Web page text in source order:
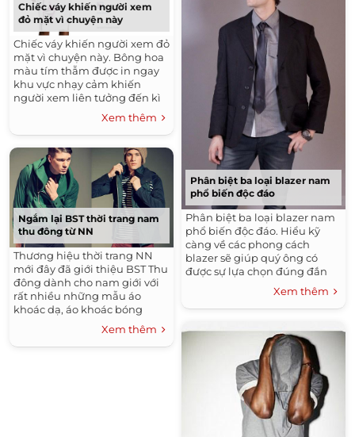
Chiếc váy khiến người xem
đỏ mặt vì chuyện này
Chiếc váy khiến người xem đỏ
mặt vì chuyện này. Bông hoa
màu tím thẫm được in ngay
khu vực nhạy cảm khiến
người xem liên tưởng đến kì
nguyệt san của các chị em
phụ nữ. Hoa đã trở thành một
trong những hoạ tiết kinh
điển trên trang phục
Xem thêm
Ngắm lại BST thời trang nam
thu đông từ NN
Thương hiệu thời trang NN
mới đây đã giới thiệu BST Thu
đông dành cho nam giới với
rất nhiều những mẫu áo
khoác dạ, áo khoác bóng
chày, áo blazer, áo thun...
Xem thêm
Phân biệt ba loại blazer nam
phổ biến độc đáo
Phân biệt ba loại blazer nam
phổ biến độc đáo. Hiểu kỹ
càng về các phong cách
blazer sẽ giúp quý ông có
được sự lựa chọn đúng đắn
hơn khi mua sắm. Đặc biệt,
nếu đây là chiếc blazer đầu
tiên trong đời
Xem thêm